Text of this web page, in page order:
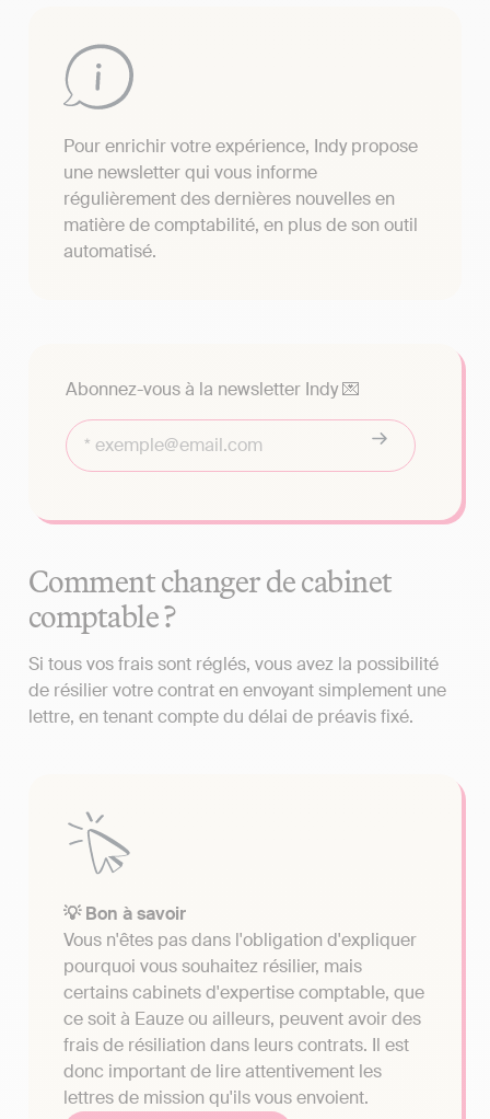
Pour enrichir votre expérience, Indy propose
une newsletter qui vous informe
régulièrement des dernières nouvelles en
matière de comptabilité, en plus de son outil
automatisé.
Abonnez-vous à la newsletter Indy 💌
Comment changer de cabinet
comptable ?
Si tous vos frais sont réglés, vous avez la possibilité
de résilier votre contrat en envoyant simplement une
lettre, en tenant compte du délai de préavis fixé.
💡 Bon à savoir
Vous n'êtes pas dans l'obligation d'expliquer
pourquoi vous souhaitez résilier, mais
certains cabinets d'expertise comptable, que
ce soit à Eauze ou ailleurs, peuvent avoir des
frais de résiliation dans leurs contrats. Il est
donc important de lire attentivement les
lettres de mission qu'ils vous envoient.